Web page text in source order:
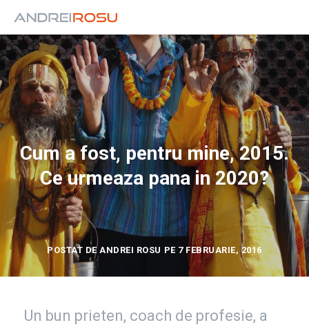
Cum a fost, pentru mine, 2015.
Ce urmeaza pana in 2020?
POSTAT DE ANDREI ROSU PE 7 FEBRUARIE, 2016
Un bun prieten, coach de profesie, a